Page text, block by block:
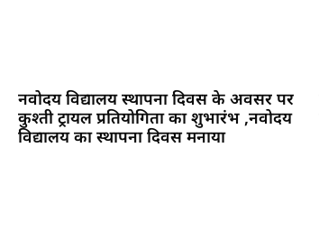
नवोदय विद्यालय स्थापना दिवस के अवसर पर
कुश्ती ट्रायल प्रतियोगिता का शुभारंभ ,नवोदय
विद्यालय का स्थापना दिवस मनाया